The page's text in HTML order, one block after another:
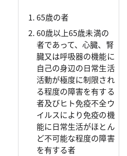
65歳の者
60歳以上65歳未満の
者であって、心臓、腎
臓又は呼吸器の機能に
自己の身辺の日常生活
活動が極度に制限され
る程度の障害を有する
者及びヒト免疫不全ウ
イルスにより免疫の機
能に日常生活がほとん
ど不可能な程度の障害
を有する者